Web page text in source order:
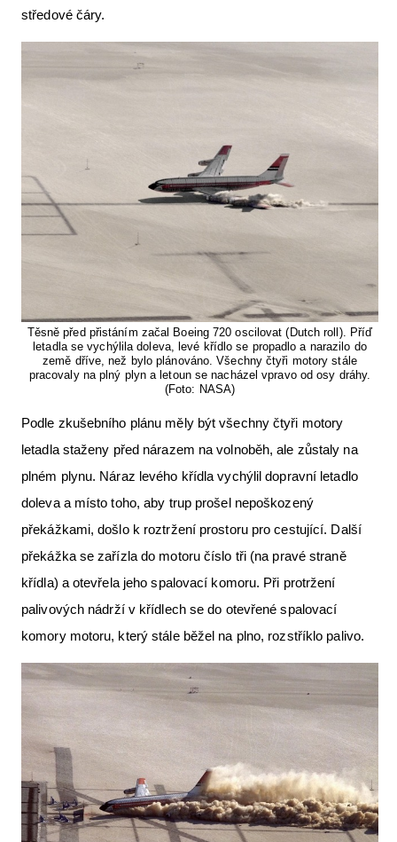
středové čáry.
Těsně před přistáním začal Boeing 720 oscilovat (Dutch roll). Příď
letadla se vychýlila doleva, levé křídlo se propadlo a narazilo do
země dříve, než bylo plánováno. Všechny čtyři motory stále
pracovaly na plný plyn a letoun se nacházel vpravo od osy dráhy.
(Foto: NASA)
Podle zkušebního plánu měly být všechny čtyři motory
letadla staženy před nárazem na volnoběh, ale zůstaly na
plném plynu. Náraz levého křídla vychýlil dopravní letadlo
doleva a místo toho, aby trup prošel nepoškozený
překážkami, došlo k roztržení prostoru pro cestující. Další
překážka se zařízla do motoru číslo tři (na pravé straně
křídla) a otevřela jeho spalovací komoru. Při protržení
palivových nádrží v křídlech se do otevřené spalovací
komory motoru, který stále běžel na plno, rozstříklo palivo.